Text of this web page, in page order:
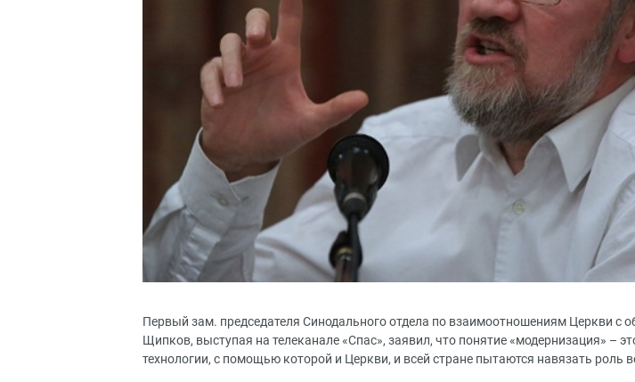
Первый зам. председателя Синодального отдела по взаимоотношениям Церкви с
Щипков, выступая на телеканале «Спас», заявил, что понятие «модернизация» –
технологии, с помощью которой и Церкви, и всей стране пытаются навязать роль